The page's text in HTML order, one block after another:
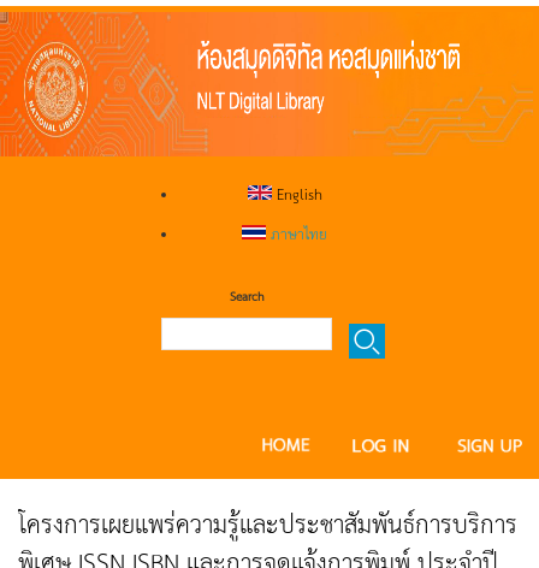
English
ภาษาไทย
Search
โครงการเผยแพร่ความรู้และประชาสัมพันธ์การบริการ